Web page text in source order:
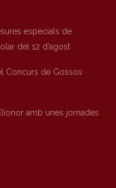
especials de
del 12 d’agost
Concurs de Gossos
amb unes jornades